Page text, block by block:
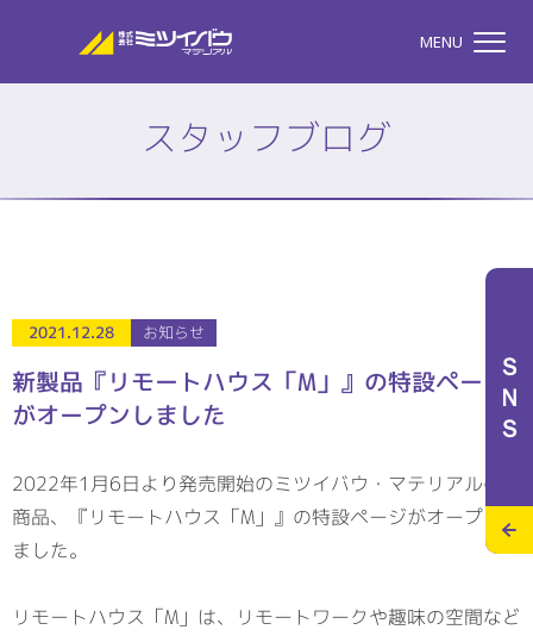
株式会社ミツイバウマテリア
MENU
私たちのこと
事業案内
特設サイト
施工実績 スタッフブログ
ＳＮＳ
スタッフブログ
2021.12.28 お知らせ
新製品『リモートハウス「M」』の特設ページ
がオープンしました
2022年1月6日より発売開始のミツイバウ・マテリアルの新
商品、『リモートハウス「M」』の特設ページがオープンし
ました。
リモートハウス「M」は、リモートワークや趣味の空間など